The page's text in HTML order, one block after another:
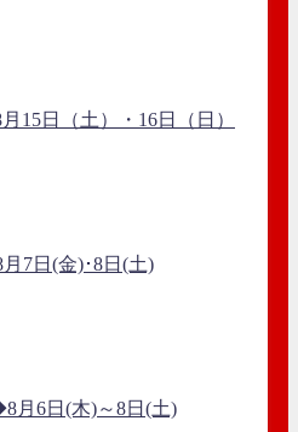
15日（土）・16日（日）
7日(金)･8日(土)
月6日(木)～8日(土)